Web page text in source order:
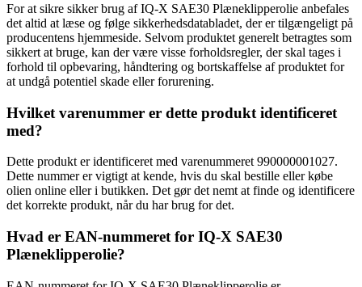
For at sikre sikker brug af IQ-X SAE30 Plæneklipperolie anbefales
det altid at læse og følge sikkerhedsdatabladet, der er tilgængeligt på
producentens hjemmeside. Selvom produktet generelt betragtes som
sikkert at bruge, kan der være visse forholdsregler, der skal tages i
forhold til opbevaring, håndtering og bortskaffelse af produktet for
at undgå potentiel skade eller forurening.
Hvilket varenummer er dette produkt identificeret
med?
Dette produkt er identificeret med varenummeret 990000001027.
Dette nummer er vigtigt at kende, hvis du skal bestille eller købe
olien online eller i butikken. Det gør det nemt at finde og identificere
det korrekte produkt, når du har brug for det.
Hvad er EAN-nummeret for IQ-X SAE30
Plæneklipperolie?